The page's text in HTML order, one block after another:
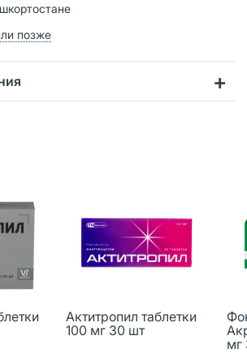
позже
Актитропил таблетки
100 мг 30 шт
мг